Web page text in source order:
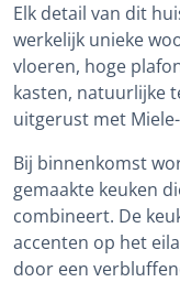
Elk detail van dit
werkelijk unieke
vloeren, hoge
kasten, natuurlijke
uitgerust met
Bij binnenkomst
gemaakte keuken
combineert. De
accenten op het
door een